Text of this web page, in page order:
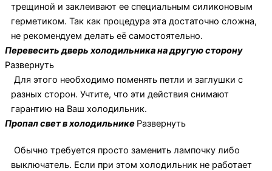
трещиной и заклеивают ее специальным силиконовым
герметиком. Так как процедура эта достаточно сложна,
не рекомендуем делать её самостоятельно.
Перевесить дверь холодильника на другую сторону
Развернуть
Для этого необходимо поменять петли и заглушки с
разных сторон. Учтите, что эти действия снимают
гарантию на Ваш холодильник.
Пропал свет в холодильнике Развернуть
Обычно требуется просто заменить лампочку либо
выключатель. Если при этом холодильник не работает